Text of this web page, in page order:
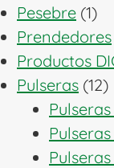
Pesebre 11
Prendedores
Productos
Pulseras 1212